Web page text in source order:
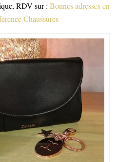
RDV sur : Bonnes adresses en
Chaussures